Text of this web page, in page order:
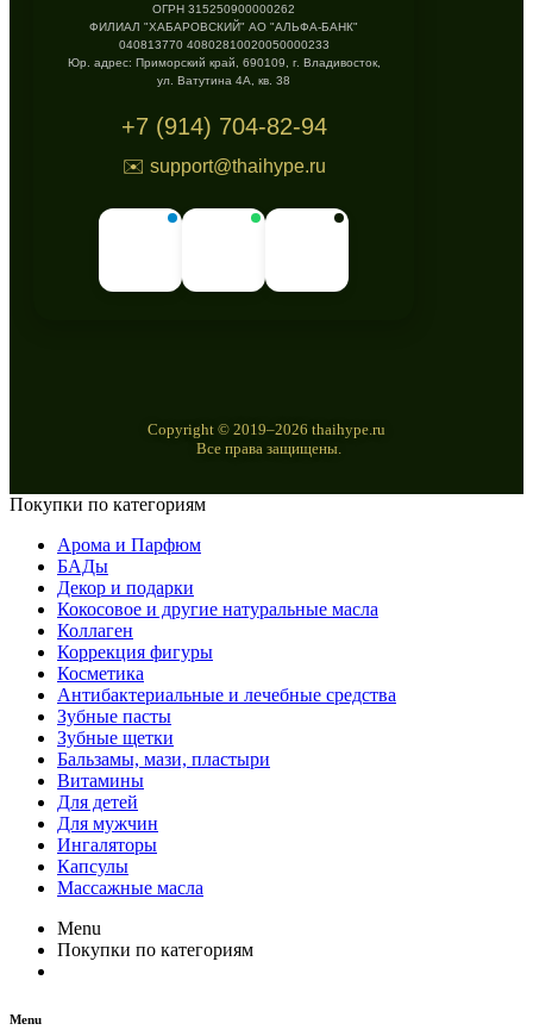
ОГРН 315250900000262
ФИЛИАЛ "ХАБАРОВСКИЙ" АО "АЛЬФА-БАНК"
040813770 40802810020050000233
Юр. адрес: Приморский край, 690109, г. Владивосток,
ул. Ватутина 4А, кв. 38
+7 (914) 704-82-94
✉️ support@thaihype.ru
Copyright © 2019–2026 thaihype.ru
Все права защищены.
Покупки по категориям
Арома и Парфюм
БАДы
Декор и подарки
Кокосовое и другие натуральные масла
Коллаген
Коррекция фигуры
Косметика
Антибактериальные и лечебные средства
Зубные пасты
Зубные щетки
Бальзамы, мази, пластыри
Витамины
Для детей
Для мужчин
Ингаляторы
Капсулы
Массажные масла
Menu
Покупки по категориям
Menu